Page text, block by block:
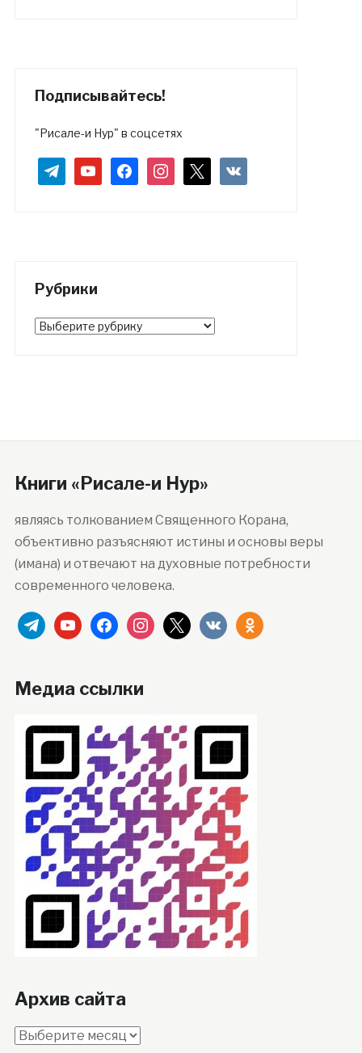
Подписывайтесь!
"Рисале-и Нур" в соцсетях
telegramyoutubefacebookinstagram vkontakte
Рубрики
Рубрики
Книги «Рисале-и Нур»
являясь толкованием Священного Корана,
объективно разъясняют истины и основы веры
(имана) и отвечают на духовные потребности
современного человека.
telegramyoutubefacebookinstagram
x vkontakteodnoklassniki
Медиа ссылки
Архив сайта
Архив